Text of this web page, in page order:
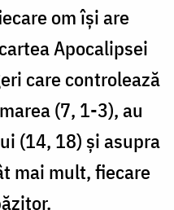
om îşi are
Apocalipsei
care controlează
(7, 1-3), au
(14, 18) şi asupra
mai mult, fiecare